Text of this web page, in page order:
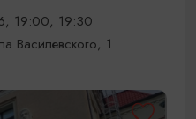
19:00, 19:30
Василевского, 1